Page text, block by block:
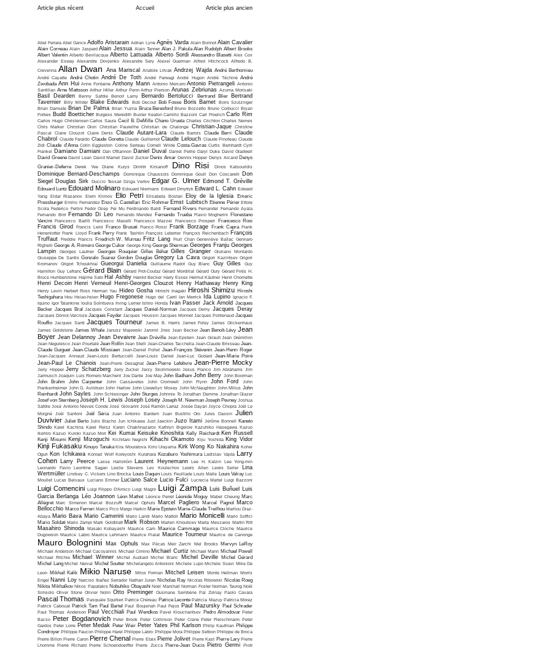
Article plus récent Article plus ancien
Accueil
Abel Ferrara Abel Gance Adolfo Aristarain Adrian Lyne Agnès Varda Alain Bonnot Alain Cavalier
Alain Corneau Alain Jaspard Alain Jessua Alain Tanner Alan J. Pakula Alan Rudolph Albert Brooks
Albert Valentin Alberto Bevilacqua Alberto Lattuada Alberto Sordi Alessandro Blasetti Alex Cox
Alexander Esway Alexandre Dovjenko Alexandre Sery Alexeï Guerman Alfred Hitchcock Alfredo B.
Crevenna Allan Dwan Ana Mariscal Anatole Litvak Andrzej Wajda André Berthomieu
André Cayatte André Chotin André De Toth André Farwagi André Hugon André Téchiné André
Zwobada Ann Hui Anne Fontaine Anthony Mann Antonio Mercero Antonio Pietrangeli Antonio
Santillan Arne Mattsson Arthur Hiller Arthur Penn Arthur Pierson Arunas Zebriunas Azuma Morisaki
Basil Dearden Benny Safdie Benoit Lamy Bernardo Bertolucci Bertrand Blier
Bertrand
Tavernier Billy Wilder Blake Edwards Bob Decout Bob Fosse Boris Barnet Boris Szulzinger
Brian Damude Brian De Palma Brian Yuzna Bruce Beresford Bruno Bozzetto Bruno Corbucci Bryan
Forbes Budd Boetticher Burgess Meredith Buster Keaton Camillo Bazzoni Carl Froelich Carlo Rim
Carlos Hugo Christensen Carlos Saura Cecil B. DeMille Chano Urueta Charles Crichton Charles Nemes
Chris Marker Christian Gion Christian Paureilhe Christian de Chalonge Christian-Jaque
Christine
Pascal
Claire Clouzot Claire Denis Claude Autant-Lara Claude Barrois Claude Berri Claude
Chabrol
Claude Faraldo Claude Goretta Claude Guillemot Claude Lelouch Claude Pinoteau Claude
Zidi Claude d'Anna Colin Eggleston Coline Serreau Cornell Wilde Costa-Gavras Curtis Bernhardt Cyril
Frankel Damiano Damiani Dan O'Bannon Daniel Duval Daniel Petrie Daryl Duke David Gladwell
David Greene David Lean David Mamet David Zucker Denis Amar Dennis Hopper Denys Arcand Denys
Granier-Deferre
Derek Yee Diane Kurys Dimitri Kirsanoff Dino Risi Dinos Katsouridis
Dominique Bernard-Deschamps Dominique Chaussois Dominique Goult Don Coscarelli
Don
Siegel
Douglas Sirk Duccio Tessari Dziga Vertov Edgar G. Ulmer Edmond T. Gréville
Edouard Luntz Edouard Molinaro Edouard Niermans Edward Dmytryk Edward L. Cahn Edward
Yang Eldar Riazanov Elem Klimov Elio Petri Elisabeta Bostan Eloy de la Iglesia
Emeric
Pressburger Emilio Fernandez Enzo G. Castellari Eric Rohmer Ernst Lubitsch Etienne Périer Ettore
Scola Federico Fellini Fedor Ozep Fei Mu Ferdinando Baldi Fernand Rivers Fernandel Fernando Ayala
Fernando Birri Fernando Di Leo Fernando Mendez Fernando Trueba Flavio Mogherini
Florestano
Vancini Francesco Barilli Francesco Maselli Francesco Mazzei Francesco Prosperi Francesco Rosi
Francis Girod Francis Leroi Franco Brusati Franco Rossi Frank Borzage Frank Capra Frank
Henenlotter Frank Lloyd Frank Perry Frank Tashlin François Leterrier François Reichenbach François
Truffaut Freddie Francis Friedrich W. Murnau Fritz Lang Fruit Chan Geneviève Baïlac Gennaro
Righelli George A. Romero George Cukor George King George Sherman Georges Franju Georges
Lampin
Georges Lautner Georges Rouquier Gilles Béhat Gilles Grangier
Giuliano Montaldo
Giuseppe De Santis Gonzalo Suarez Gordon Douglas Gregory La Cava Grigori Kazintsev Grigori
Kromanov Grigori Tchoukhraï Gueorgui Danielia Guillaume Radot Guy Blanc Guy Gilles
Guy
Hamilton Guy Lefranc Gérard Blain Gérard Frot-Coutaz Gérard Mordillat Gérard Oury Gérard Pirès H.
Bruce Humberstone Hajime Sato Hal Ashby Harold Becker Harry Essex Helmut Käutner Henri Chomette
Henri Decoin Henri Verneuil Henri-Georges Clouzot Henry Hathaway Henry King
Henry Levin Herbert Ross Herman Yau Hideo Gosha Hiroshi Inagaki Hiroshi Shimizu Hiroshi
Teshigahara Hou Hsiao-hsien Hugo Fregonese Hugo del Carril Ian Merrick Ida Lupino Ignacio F.
Iquino Igor Talankine Ioulia Solntseva Irving Lerner Ishiro Honda Ivan Passer Jack Arnold Jacques
Becker Jacques Bral Jacques Constant Jacques Daniel-Norman Jacques Demy Jacques Deray
Jacques Doniol-Valcroze Jacques Feyder Jacques Houssin Jacques Monnet Jacques Poitrenaud Jacques
Rouffio Jacques Santi Jacques Tourneur James B. Harris James Foley James Glickenhaus
James Goldstone James Whale Janusz Majewski Jaromil Jires Jean Becker Jean Benoît-Lévy Jean
Boyer Jean Delannoy Jean Devaivre Jean Dréville Jean Epstein Jean Girault Jean Grémillon
Jean Negulesco Jean Pourtalé Jean Rollin Jean Stelli Jean-Charles Tacchella Jean-Claude Brisseau Jean-
Claude Guiguet Jean-Claude Missiaen Jean-Daniel Pollet Jean-François Stévenin Jean-Henri Roger
Jean-Jacques Annaud Jean-Louis Bertuccelli Jean-Louis Daniel Jean-Luc Godard Jean-Marie Poiré
Jean-Paul Le Chanois Jean-Pierre Desagnat Jean-Pierre Lefebvre Jean-Pierre Mocky
Jerry Hopper Jerry Schatzberg Jerry Zucker Jerzy Skolimowski Jesus Franco Jim Abrahams Jim
Jarmusch Joaquin Luis Romero Marchent Joe Dante Joe May John Badham John Berry John Boorman
John Brahm
John Carpenter John Cassavetes John Cromwell John Flynn John Ford
John
Frankenheimer John G. Avildsen John Harlow John Llewellyn Moxey John McNaughton John Milius John
Reinhardt John Sayles John Schlesinger John Sturges Johnnie To Jonathan Demme Jonathan Glazer
Josef von Sternberg Joseph H. Lewis Joseph Losey Joseph M. Newman Joseph Pevney Joshua
Safdie José Antonio Nieves Conde José Giovanni José Ramón Larraz Josée Dayan Joyce Chopra Joël Le
Moigné Joël Santoni Joël Séria Juan Antonio Bardem Juan Bustillo Oro Jules Dassin Julien
Duvivier Juliet Berto Julio Bracho Jun Ichikawa Just Jaeckin Juzo Itami Jérôme Bonnell Kaneto
Shindo Karel Kachina Karel Reisz Karen Chakhnazarov Kathryn Bigelow Kazuhiko Hasegawa Kazuo
Ikehiro Kazuo Kuroki Kazuo Mori Kei Kumai Keisuke Kinoshita Kelly Reichardt Ken Russell
Kenji Misumi Kenji Mizoguchi Kichitaro Negishi Kihachi Okamoto Kiju Yoshida King Vidor
Kinji Fukasaku Kinuyo Tanaka Kira Mouratova Kirio Urayama Kirk Wong Ko Nakahira Kohei
Oguri Kon Ichikawa Konrad Wolf Koreyoshi Kurahara Kozaburo Yoshimura Ladislao Vajda
Larry
Cohen Larry Peerce Lasse Hallström Laurent Heynemann Lee H. Katzin Lee Yong-min
Leonardo Favio
Leontine Sagan Leslie Stevens Lev Koulechov Lewis Allen Lewis Seiler
Lina
Wertmüller Lindsey C. Vickers Lino Brocka Louis Daquin Louis Feuillade Louis Malle Louis Valray Luc
Moullet Lucas Belvaux Luciano Emmer Luciano Salce Lucio Fulci Lucrecia Martel Luigi Bazzoni
Luigi Comencini Luigi Filippo D'Amico Luigi Magni Luigi Zampa Luis Buñuel
Luis
Garcia Berlanga Léo Joannon Léon Mathot Léonce Perret Léonide Moguy Mabel Cheung Marc
Allégret Marc Simenon Marcel Bozzuffi Marcel Ophuls Marcel Pagliero Marcel Pagnol
Marco
Bellocchio Marco Ferreri Marco Pico Margo Harkin Marie Epstein Marie-Claude Treilhou Marilou Diaz-
Abaya Mario Bava Mario Camerini Mario Landi Mario Mattoli Mario Monicelli Mario Soffici
Mario Soldati Mario Zampi Mark Goldblatt Mark Robson Marlen Khoutsiev Marta Meszaros Martin Ritt
Masahiro Shinoda Masaki Kobayashi Maurice Cam Maurice Cammage Maurice Cloche Maurice
Dugowson Maurice Labro Maurice Lehmann Maurice Pialat Maurice Tourneur Maurice de Canonge
Mauro Bolognini Max Ophuls Max Pécas Meir Zarchi Mel Brooks Mervyn LeRoy
Michael Anderson Michael Cacoyannis Michael Cimino Michael Curtiz Michael Mann Michael Powell
Michael Ritchie Michael Winner Michel Audiard Michel Blanc Michel Deville
Michel Gérard
Michel Lang Michel Nerval Michel Soutter Michelangelo Antonioni Michele Lupo Michele Soavi Mike De
Leon Mikhaïl Kalik Mikio Naruse Milos Forman Mitchell Leisen Monte Hellman Morris
Engel Nanni Loy Narciso Ibañez Serrador Nathan Juran Nicholas Ray Nicolas Ribowski Nicolas Roeg
Nikita Mikhalkov Nikos Papatakis Nobuhiko Obayashi Noel Marshall Norman Foster Norman Taurog Noël
Simsolo Oliver Stone Olivier Nolin Otto Preminger Ousmane Sembène Pal Zolnay Paolo Cavara
Pascal Thomas Pasquale Squitieri Patrice Chéreau Patrice Leconte Patricia Mazuy Patricia Moraz
Patrick Cabouat Patrick Tam Paul Bartel Paul Boujenah Paul Fejos Paul Mazursky Paul Schrader
Paul Thomas Anderson Paul Vecchiali Paul Wendkos Pavel Klouchantsev Pedro Almodovar Peter
Bacso
Peter Bogdanovich Peter Brook Peter Collinson Peter Crane Peter Fleischmann Peter
Gardos Peter Lorre Peter Medak Peter Weir Peter Yates Phil Karlson Philip Kaufman Philippe
Condroyer Philippe Faucon Philippe Harel Philippe Labro Philippe Mora Philippe Setbon Philippe de Broca
Pierre Billon Pierre Caron Pierre Chenal Pierre Etaix Pierre Jolivet Pierre Kast Pierre Lary Pierre
Lhomme Pierre Richard Pierre Schoendoerffer Pierre Zucca Pierre-Jean Ducis Pietro Germi Piotr